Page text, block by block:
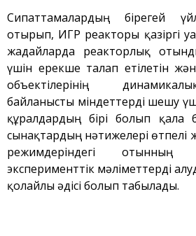
Сипаттамалардың бірегей
отырып, ИГР реакторы қазіргі
жағдайларда реакторлық
үшін ерекше талап етілетін
объектілерінің
байланысты міндеттерді шешу
құралдардың бірі болып қала
сынақтардың нәтижелері
режимдеріндегі отынның
эксперименттік мәліметтерді
қолайлы әдісі болып табылады.